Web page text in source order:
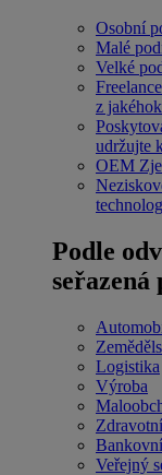
Osobní
Malé
Velké
z
udržujte
OEM
Podle
seřazená
Logistika
Výroba
Veřejný